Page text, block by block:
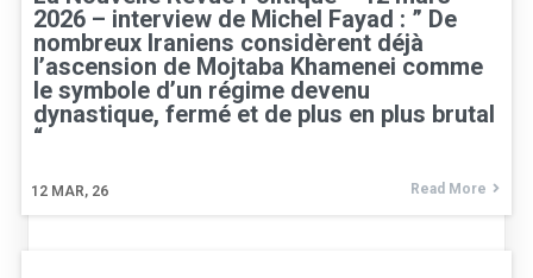
2026 – interview de Michel Fayad : ” De
nombreux Iraniens considèrent déjà
l’ascension de Mojtaba Khamenei comme
le symbole d’un régime devenu
dynastique, fermé et de plus en plus brutal
“
12 MAR, 26 Read More